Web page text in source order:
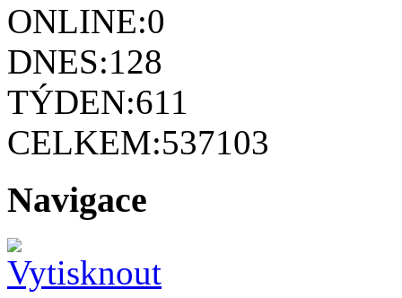
ONLINE:0
DNES:128
TÝDEN:611
CELKEM:537103
Navigace